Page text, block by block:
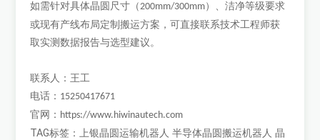
如需针对具体晶圆尺寸（200mm/300mm）、洁净等级要求
或现有产线布局定制搬运方案，可直接联系技术工程师获
取实测数据报告与选型建议。
联系人：王工
电话： 15250417671
官网： https://www.hiwinautech.com
TAG标签： 上银晶圆运输机器人 半导体晶圆搬运机器人 晶